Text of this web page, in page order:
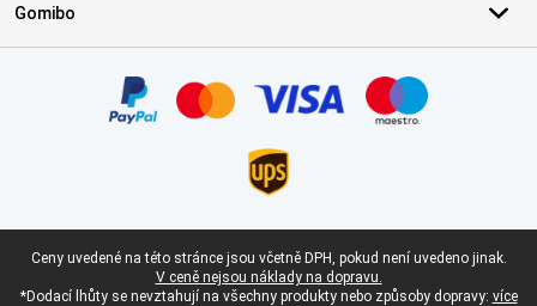
Gomibo
Právní zápatí
Ceny uvedené na této stránce jsou včetně DPH, pokud není uvedeno jinak.
V ceně nejsou náklady na dopravu.
*Dodací lhůty se nevztahují na všechny produkty nebo způsoby dopravy: více